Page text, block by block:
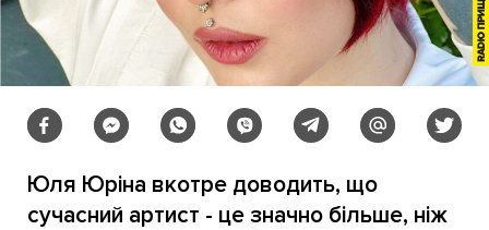
Юля Юріна вкотре доводить, що
сучасний артист - це значно більше, ніж